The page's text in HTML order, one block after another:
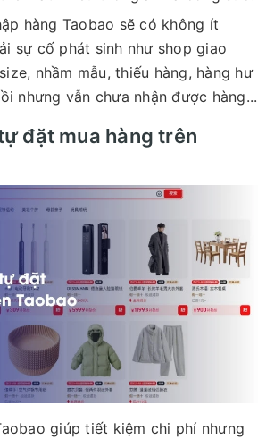
hàng Taobao sẽ có không ít
sự cố phát sinh như shop giao
nhầm mẫu, thiếu hàng, hàng hư
nhưng vẫn chưa nhận được hàng...
đặt mua hàng trên
giúp tiết kiệm chi phí nhưng